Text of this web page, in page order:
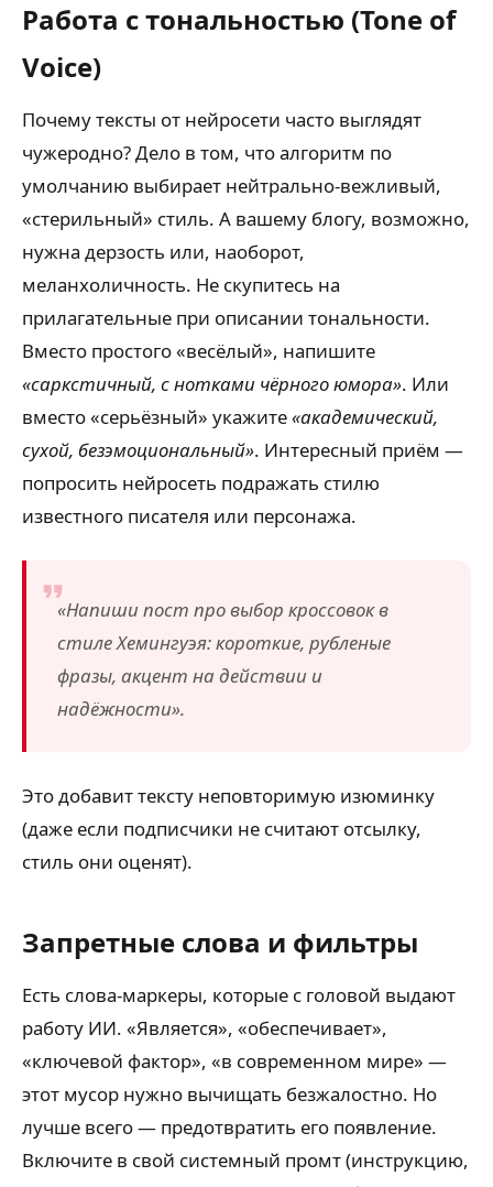
Работа с тональностью (Tone of
Voice)
Почему тексты от нейросети часто выглядят
чужеродно? Дело в том, что алгоритм по
умолчанию выбирает нейтрально-вежливый,
«стерильный» стиль. А вашему блогу, возможно,
нужна дерзость или, наоборот,
меланхоличность. Не скупитесь на
прилагательные при описании тональности.
Вместо простого «весёлый», напишите
«саркстичный, с нотками чёрного юмора». Или
вместо «серьёзный» укажите«академический,
сухой, безэмоциональный». Интересный приём —
попросить нейросеть подражать стилю
известного писателя или персонажа.
«Напиши пост про выбор кроссовок в
стиле Хемингуэя: короткие, рубленые
фразы, акцент на действии и
надёжности».
Это добавит тексту неповторимую изюминку
(даже если подписчики не считают отсылку,
стиль они оценят).
Запретные слова и фильтры
Есть слова-маркеры, которые с головой выдают
работу ИИ. «Является», «обеспечивает»,
«ключевой фактор», «в современном мире» —
этот мусор нужно вычищать безжалостно. Но
лучше всего — предотвратить его появление.
Включите в свой системный промт (инструкцию,